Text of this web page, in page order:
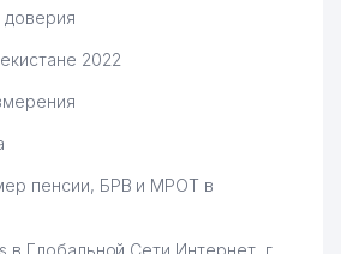
доверия
2022
пенсии, БРВ и МРОТ в
в Глобальной Сети Интернет, г.